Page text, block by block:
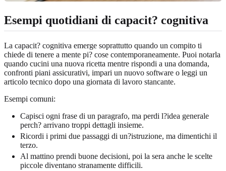
Esempi quotidiani di capacit? cognitiva
La capacit? cognitiva emerge soprattutto quando un compito ti
chiede di tenere a mente pi? cose contemporaneamente. Puoi notarla
quando cucini una nuova ricetta mentre rispondi a una domanda,
confronti piani assicurativi, impari un nuovo software o leggi un
articolo tecnico dopo una giornata di lavoro stancante.
Esempi comuni:
Capisci ogni frase di un paragrafo, ma perdi l?idea generale
perch? arrivano troppi dettagli insieme.
Ricordi i primi due passaggi di un?istruzione, ma dimentichi il
terzo.
Al mattino prendi buone decisioni, poi la sera anche le scelte
piccole diventano stranamente difficili.